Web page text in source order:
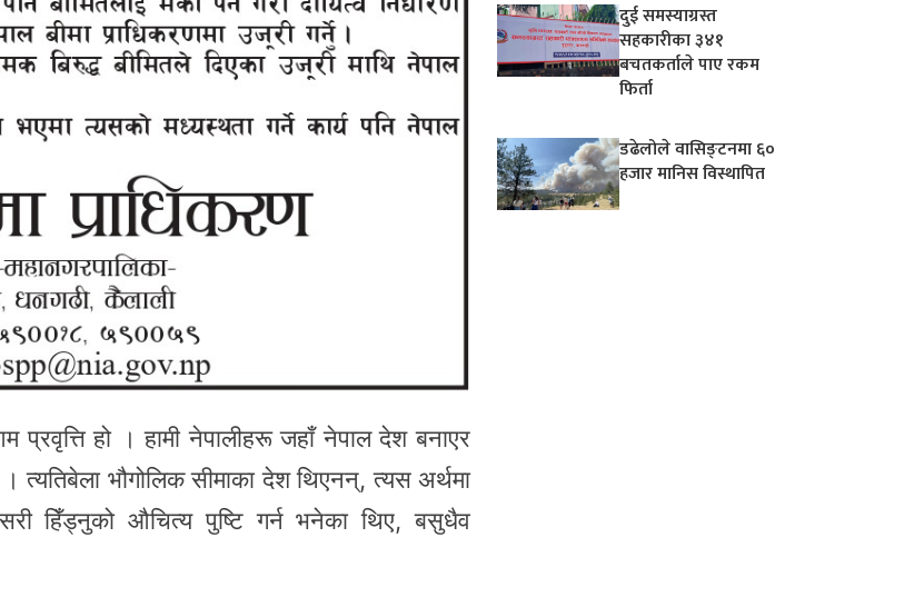
हो । हामी नेपालीहरू जहाँ नेपाल देश बनाएर
त्यतिबेला भौगोलिक सीमाका देश थिएनन्, त्यस अर्थमा
हिँड्नुको औचित्य पुष्टि गर्न भनेका थिए, बसुधैव
दुई समस्याग्रस्त
सहकारीका ३४१
बचतकर्ताले पाए रकम
फिर्ता
डढेलोले वासिङ्टनमा ६०
हजार मानिस विस्थापित